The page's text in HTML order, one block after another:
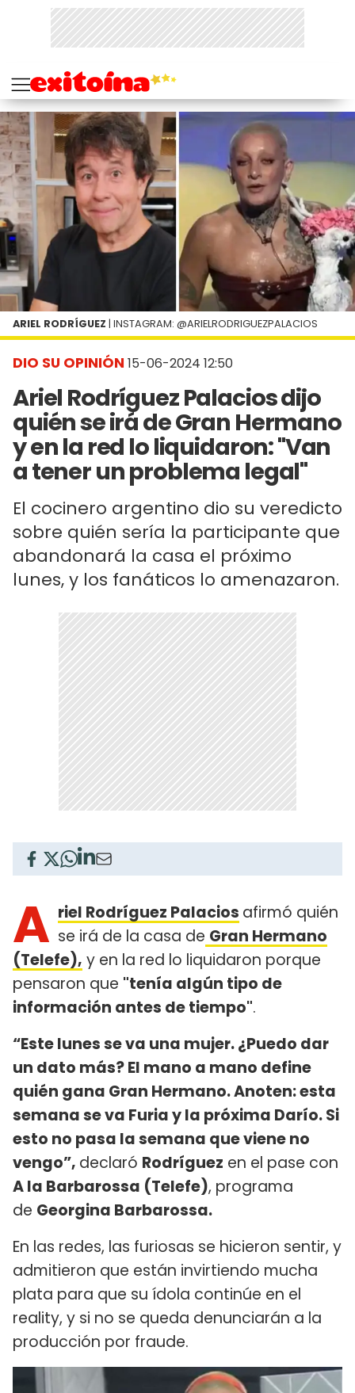
DIO SU OPINIÓN 15-06-2024 12:50
Ariel Rodríguez Palacios dijo
quién se irá de Gran Hermano
y en la red lo liquidaron: "Van
a tener un problema legal"
El cocinero argentino dio su veredicto
sobre quién sería la participante que
abandonará la casa el próximo
lunes, y los fanáticos lo amenazaron.
ARIEL RODRÍGUEZ | INSTAGRAM: @ARIELRODRIGUEZPALACIOS
A riel Rodríguez Palacios afirmó quién
se irá de la casa de Gran Hermano
(Telefe), y en la red lo liquidaron porque
pensaron que "tenía algún tipo de
información antes de tiempo".
“Este lunes se va una mujer. ¿Puedo dar
un dato más? El mano a mano define
quién gana Gran Hermano. Anoten: esta
semana se va Furia y la próxima Darío. Si
esto no pasa la semana que viene no
vengo”, declaró Rodríguez en el pase con
A la Barbarossa (Telefe), programa
de Georgina Barbarossa.
En las redes, las furiosas se hicieron sentir, y
admitieron que están invirtiendo mucha
plata para que su ídola continúe en el
reality, y si no se queda denunciarán a la
producción por fraude.